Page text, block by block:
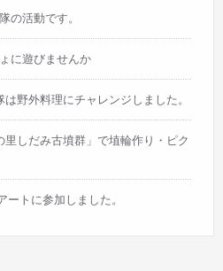
の活動です。
に遊びませんか
野外料理にチャレンジしました。
里しだみ古墳群」で埴輪作り・ピク
トに参加しました。